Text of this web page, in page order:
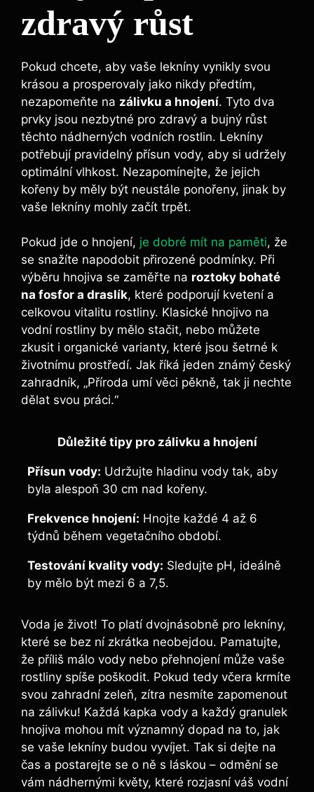
zdravý růst
Pokud chcete, aby vaše lekníny vynikly svou
krásou a prosperovaly jako nikdy předtím,
nezapomeňte na zálivku a hnojení. Tyto dva
prvky jsou nezbytné pro zdravý a bujný růst
těchto nádherných vodních rostlin. Lekníny
potřebují pravidelný přísun vody, aby si udržely
optimální vlhkost. Nezapomínejte, že jejich
kořeny by měly být neustále ponořeny, jinak by
vaše lekníny mohly začít trpět.
Pokud jde o hnojení, je dobré mít na paměti, že
se snažíte napodobit přirozené podmínky. Při
výběru hnojiva se zaměřte na roztoky bohaté
na fosfor a draslík, které podporují kvetení a
celkovou vitalitu rostliny. Klasické hnojivo na
vodní rostliny by mělo stačit, nebo můžete
zkusit i organické varianty, které jsou šetrné k
životnímu prostředí. Jak říká jeden známý český
zahradník, „Příroda umí věci pěkně, tak ji nechte
dělat svou práci.“
Důležité tipy pro zálivku a hnojení
Přísun vody: Udržujte hladinu vody tak, aby
byla alespoň 30 cm nad kořeny.
Frekvence hnojení: Hnojte každé 4 až 6
týdnů během vegetačního období.
Testování kvality vody: Sledujte pH, ideálně
by mělo být mezi 6 a 7,5.
Voda je život! To platí dvojnásobně pro lekníny,
které se bez ní zkrátka neobejdou. Pamatujte,
že příliš málo vody nebo přehnojení může vaše
rostliny spíše poškodit. Pokud tedy včera krmíte
svou zahradní zeleň, zítra nesmíte zapomenout
na zálivku! Každá kapka vody a každý granulek
hnojiva mohou mít významný dopad na to, jak
se vaše lekníny budou vyvíjet. Tak si dejte na
čas a postarejte se o ně s láskou – odmění se
vám nádhernými květy, které rozjasní váš vodní